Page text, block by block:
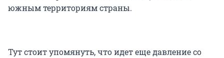
южным территориям страны.
Тут стоит упомянуть, что идет еще давление со